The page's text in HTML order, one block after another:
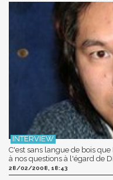
C'est sans langue de bois
à nos questions à l'égard de
28/02/2008, 18:43